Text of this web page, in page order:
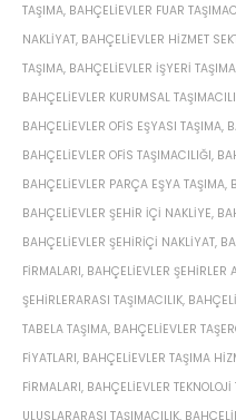
TAŞIMA, BAHÇELIEVLER FUAR
NAKLIYAT, BAHÇELIEVLER HIZMET
TAŞIMA, BAHÇELIEVLER IŞYERI TAŞIMA
BAHÇELIEVLER KURUMSAL
BAHÇELIEVLER OFIS EŞYASI TAŞIMA,
BAHÇELIEVLER OFIS TAŞIMACILIĞI,
BAHÇELIEVLER PARÇA EŞYA TAŞIMA,
BAHÇELIEVLER ŞEHIR IÇI NAKLIYE,
BAHÇELIEVLER ŞEHIRIÇI NAKLIYAT,
FIRMALARI, BAHÇELIEVLER ŞEHIRLER
ŞEHIRLERARASI TAŞIMACILIK,
TABELA TAŞIMA, BAHÇELIEVLER
FIYATLARI, BAHÇELIEVLER TAŞIMA
FIRMALARI, BAHÇELIEVLER
ULUSLARARASI TAŞIMACILIK,